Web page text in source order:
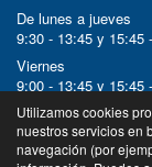
De lunes a jueves
9:30 - 13:45 y 15:45
Viernes
9:00 - 13:45 y 15:45
Sábado y Domingo
Cerrado
Utilizamos cookies
nuestros servicios en
navegación (por